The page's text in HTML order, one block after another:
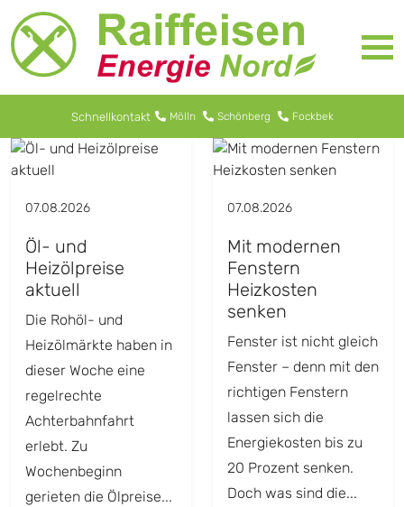
Schnellkontakt Mölln Schönberg Fockbek
07.08.2026
Öl- und
Heizölpreise
aktuell
Die Rohöl- und
Heizölmärkte haben in
dieser Woche eine
regelrechte
Achterbahnfahrt
erlebt. Zu
Wochenbeginn
gerieten die Ölpreise...
07.08.2026
Mit modernen
Fenstern
Heizkosten
senken
Fenster ist nicht gleich
Fenster – denn mit den
richtigen Fenstern
lassen sich die
Energiekosten bis zu
20 Prozent senken.
Doch was sind die...